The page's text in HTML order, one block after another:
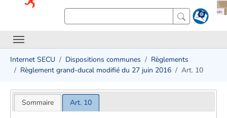
Internet SECU Dispositions communes
Règlements
Règlement grand-ducal modifié du 27 juin 2016
Art. 10
Sommaire Art. 10